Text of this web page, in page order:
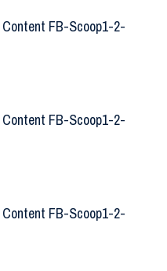
Content FB-Scoop1-2-
Content FB-Scoop1-2-
Content FB-Scoop1-2-